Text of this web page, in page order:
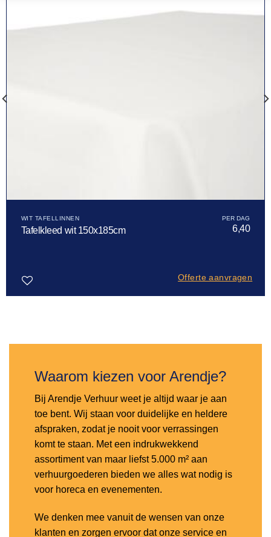
WIT TAFELLINNEN
Tafelkleed wit 150x185cm 6,40
Offerte aanvragen
Waarom kiezen voor Arendje?
Bij Arendje Verhuur weet je altijd waar je aan
toe bent. Wij staan voor duidelijke en heldere
afspraken, zodat je nooit voor verrassingen
komt te staan. Met een indrukwekkend
assortiment van maar liefst 5.000 m² aan
verhuurgoederen bieden we alles wat nodig is
voor horeca en evenementen.
We denken mee vanuit de wensen van onze
klanten en zorgen ervoor dat onze service en